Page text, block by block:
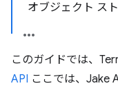
オブジェクト ス
このガイドでは、
API ここでは、Jake